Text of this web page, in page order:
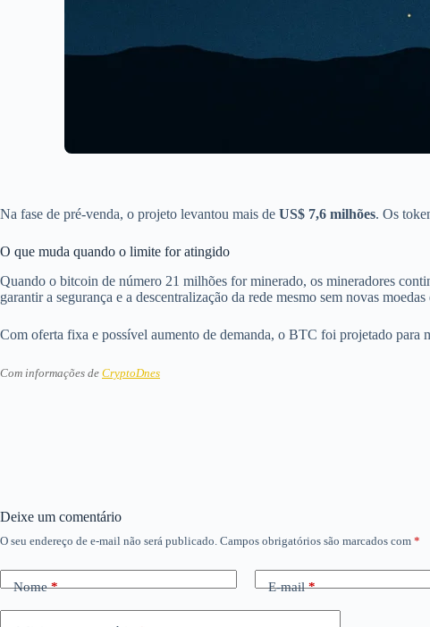
Na fase de pré-venda, o projeto levantou mais de US$ 7,6 milhões. Os
O que muda quando o limite for atingido
Quando o bitcoin de número 21 milhões for minerado, os mineradores
garantir a segurança e a descentralização da rede mesmo sem novas
Com oferta fixa e possível aumento de demanda, o BTC foi projetado para
Com informações de CryptoDnes
Deixe um comentário
O seu endereço de e-mail não será publicado. Campos obrigatórios são marcados com *
Nome* E-mail*